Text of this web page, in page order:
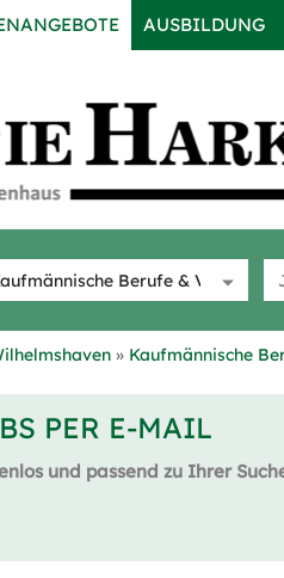
AUSBILDUNG
Kaufmännische
PER E-MAIL
und passend zu Ihrer